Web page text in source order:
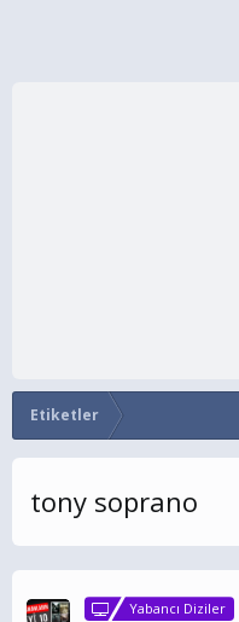
Etiketler
tony soprano
Yabancı Diziler